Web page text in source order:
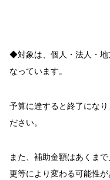
◆対象は、個人・法人・地
なっています。
予算に達すると終了にな
ださい。
また、補助金額はあくま
更等により変わる可能性が